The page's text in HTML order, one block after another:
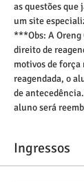
as questões que
um site
***Obs: A Oreng
direito de
motivos de força
reagendada, o
de
aluno será
Ingressos